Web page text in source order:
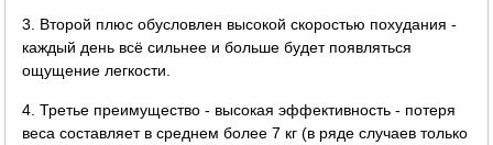
3. Второй плюс обусловлен высокой скоростью похудания -
каждый день всё сильнее и больше будет появляться
ощущение легкости.
4. Третье преимущество - высокая эффективность - потеря
веса составляет в среднем более 7 кг (в ряде случаев только